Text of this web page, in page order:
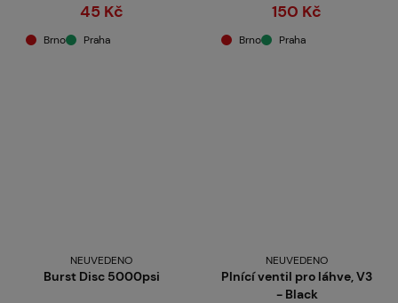
45 Kč
Brno Praha
150 Kč
Brno Praha
NEUVEDENO
Burst Disc 5000psi
NEUVEDENO
Plnící ventil pro láhve, V3
- Black